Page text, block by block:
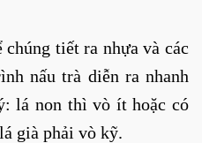
chúng tiết ra nhựa và các
nấu trà diễn ra nhanh
lá non thì vò ít hoặc có
già phải vò kỹ.